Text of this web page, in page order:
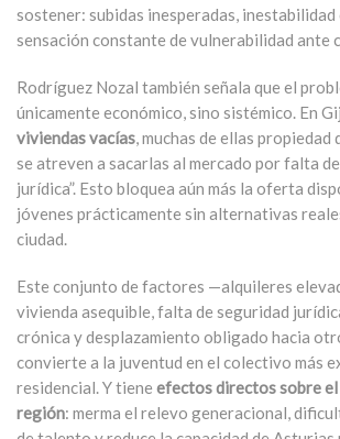
sostener: subidas inesperadas,
sensación constante de vulnerabilidad ante
Rodríguez Nozal también señala que el
únicamente económico, sino sistémico. En
viviendas vacías, muchas de ellas propiedad
se atreven a sacarlas al mercado por falta
jurídica”. Esto bloquea aún más la oferta
jóvenes prácticamente sin alternativas
ciudad.
Este conjunto de factores —alquileres
vivienda asequible, falta de seguridad
crónica y desplazamiento obligado hacia
convierte a la juventud en el colectivo más
residencial. Y tiene efectos directos sobre
región: merma el relevo generacional,